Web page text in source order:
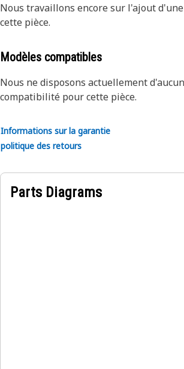
Nous travaillons encore sur l'ajout
cette pièce.
Modèles compatibles
Nous ne disposons actuellement
compatibilité pour cette pièce.
Informations sur la garantie
politique des retours
Parts Diagrams